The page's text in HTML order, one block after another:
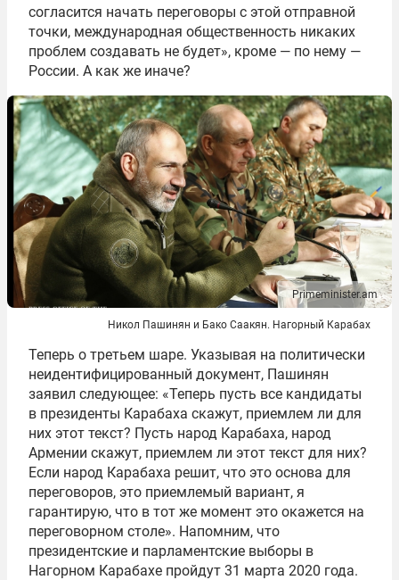
согласится начать переговоры с этой отправной
точки, международная общественность никаких
проблем создавать не будет», кроме — по нему —
России. А как же иначе?
Primeminister.am
Никол Пашинян и Бако Саакян. Нагорный Карабах
Теперь о третьем шаре. Указывая на политически
неидентифицированный документ, Пашинян
заявил следующее: «Теперь пусть все кандидаты
в президенты Карабаха скажут, приемлем ли для
них этот текст? Пусть народ Карабаха, народ
Армении скажут, приемлем ли этот текст для них?
Если народ Карабаха решит, что это основа для
переговоров, это приемлемый вариант, я
гарантирую, что в тот же момент это окажется на
переговорном столе». Напомним, что
президентские и парламентские выборы в
Нагорном Карабахе пройдут 31 марта 2020 года.